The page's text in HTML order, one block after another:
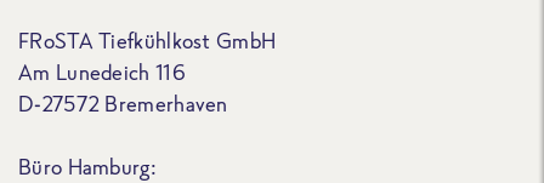
FRoSTA Tiefkühlkost GmbH
Am Lunedeich 116
D-27572 Bremerhaven
Büro Hamburg: